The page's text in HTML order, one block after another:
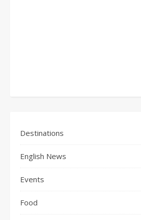
Destinations
English News
Events
Food